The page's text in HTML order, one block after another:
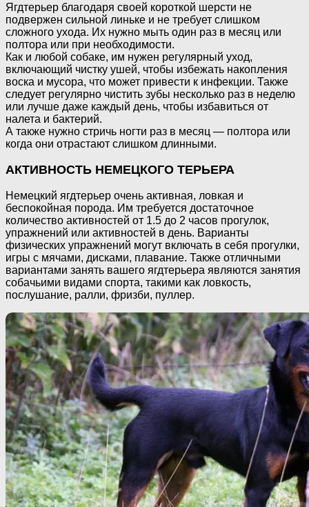
Ягдтерьер благодаря своей короткой шерсти не
подвержен сильной линьке и не требует слишком
сложного ухода. Их нужно мыть один раз в месяц или
полтора или при необходимости.
Как и любой собаке, им нужен регулярный уход,
включающий чистку ушей, чтобы избежать накопления
воска и мусора, что может привести к инфекции. Также
следует регулярно чистить зубы несколько раз в неделю
или лучше даже каждый день, чтобы избавиться от
налета и бактерий.
А также нужно стричь ногти раз в месяц — полтора или
когда они отрастают слишком длинными.
АКТИВНОСТЬ НЕМЕЦКОГО ТЕРЬЕРА
Немецкий ягдтерьер очень активная, ловкая и
беспокойная порода. Им требуется достаточное
количество активностей от 1.5 до 2 часов прогулок,
упражнений или активностей в день. Варианты
физических упражнений могут включать в себя прогулки,
игры с мячами, дисками, плавание. Также отличными
вариантами занять вашего ягдтерьера являются занятия
собачьими видами спорта, такими как ловкость,
послушание, ралли, фризби, пуллер.